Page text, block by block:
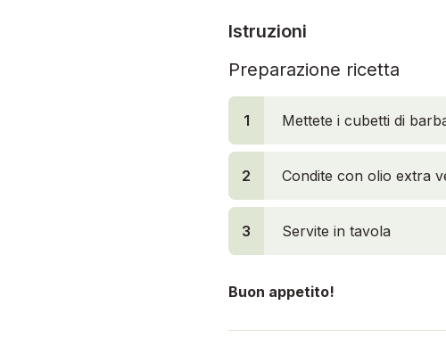
Istruzioni
Preparazione ricetta
1 Mettete i cubetti di
1
2 Condite con olio extra
3 Servite in tavola
Buon appetito!